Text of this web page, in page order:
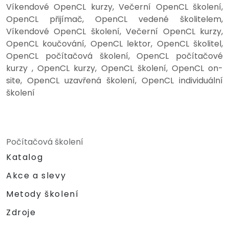
Víkendové OpenCL kurzy, Večerní OpenCL školení,
OpenCL přijímač, OpenCL vedené školitelem,
Víkendové OpenCL školení, Večerní OpenCL kurzy,
OpenCL koučování, OpenCL lektor, OpenCL školitel,
OpenCL počítačová školení, OpenCL počítačové
kurzy , OpenCL kurzy, OpenCL školení, OpenCL on-
site, OpenCL uzavřená školení, OpenCL individuální
školení
Počítačová školení
Katalog
Akce a slevy
Metody školení
Zdroje